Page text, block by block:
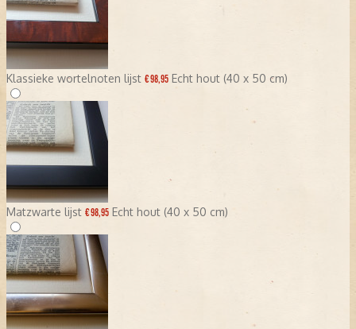
Klassieke wortelnoten lijst € 98,95 Echt hout (40 x 50 cm)
Matzwarte lijst € 98,95 Echt hout (40 x 50 cm)